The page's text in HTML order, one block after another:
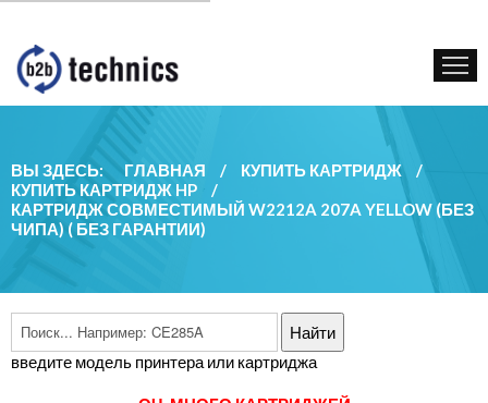
КУПИТЬ КАРТРИДЖ
ГОС. УЧРЕЖДЕНИЯМ
КОНТАКТЫ
ВЫ ЗДЕСЬ: ГЛАВНАЯ / КУПИТЬ КАРТРИДЖ
/
КУПИТЬ КАРТРИДЖ HP
/
КАРТРИДЖ СОВМЕСТИМЫЙ W2212A 207A YELLOW (БЕЗ
ЧИПА) ( БЕЗ ГАРАНТИИ)
введите модель принтера или картриджа